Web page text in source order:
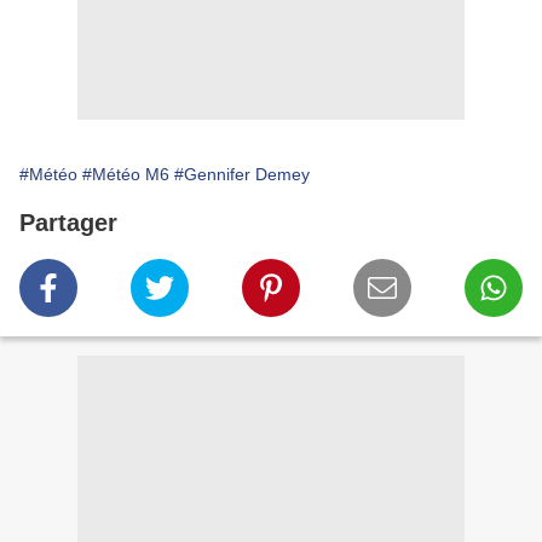
#Météo #Météo M6 #Gennifer Demey
Partager